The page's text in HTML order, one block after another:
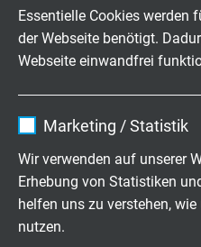
Essentielle Cookies werden
der Webseite benötigt.
Webseite einwandfrei
Laufzeit 1 Jahr
Marketing / Statistik
Wir verwenden auf unserer
Erhebung von Statistiken
helfen uns zu verstehen,
nutzen.
exakt nach Ihren
Familienbetrieb für
Fertigung seit 1947
Jetzt